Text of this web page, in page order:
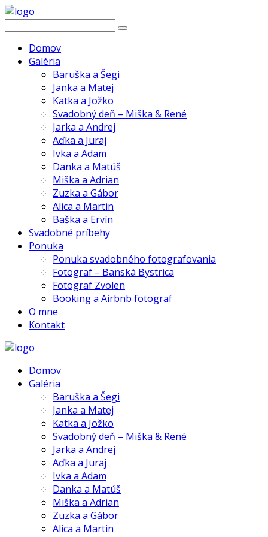
Domov
Galéria
Baruška a Šegi
Janka a Matej
Katka a Jožko
Svadobný deň – Miška & René
Jarka a Andrej
Aďka a Juraj
Ivka a Adam
Danka a Matúš
Miška a Adrian
Zuzka a Gábor
Alica a Martin
Baška a Ervín
Svadobné príbehy
Ponuka
Ponuka svadobného fotografovania
Fotograf – Banská Bystrica
Fotograf Zvolen
Booking a Airbnb fotograf
O mne
Kontakt
Domov
Galéria
Baruška a Šegi
Janka a Matej
Katka a Jožko
Svadobný deň – Miška & René
Jarka a Andrej
Aďka a Juraj
Ivka a Adam
Danka a Matúš
Miška a Adrian
Zuzka a Gábor
Alica a Martin